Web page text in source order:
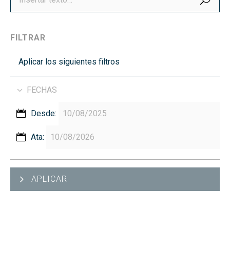
FILTRAR
Aplicar los siguientes filtros
FECHAS
Desde:
Ata:
APLICAR